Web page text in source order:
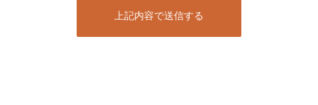
上記内容で送信する